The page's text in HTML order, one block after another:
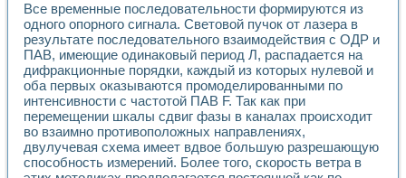
Система сбора данных и управления процессом
Управление температурой газовой среды специальной
Разработка программного обеспечения с
Использование технологий NATIONAL INSTRUMENTS
Оборудование для промышленной термотрансферной
Автоматизация реометрических исследований на базе
Применение измерителя иммитанса для исследова¬ния
Исследование электромагнитных переходных процессов
Стенд для исследования электрических переходных
Автоматизация контроля сварных швов на базе
Все временные последовательности формируются из
одного опорного сигнала. Световой пучок от лазера в
результате последовательного взаимодействия с ОДР и
ПАВ, имеющие одинаковый период Л, распадается на
дифракционные порядки, каждый из которых нулевой и
оба первых оказываются промоделированными по
интенсивности с частотой ПАВ F. Так как при
перемещении шкалы сдвиг фазы в каналах происходит
во взаимно противоположных направлениях,
двулучевая схема имеет вдвое большую разрешающую
способность измерений. Более того, скорость ветра в